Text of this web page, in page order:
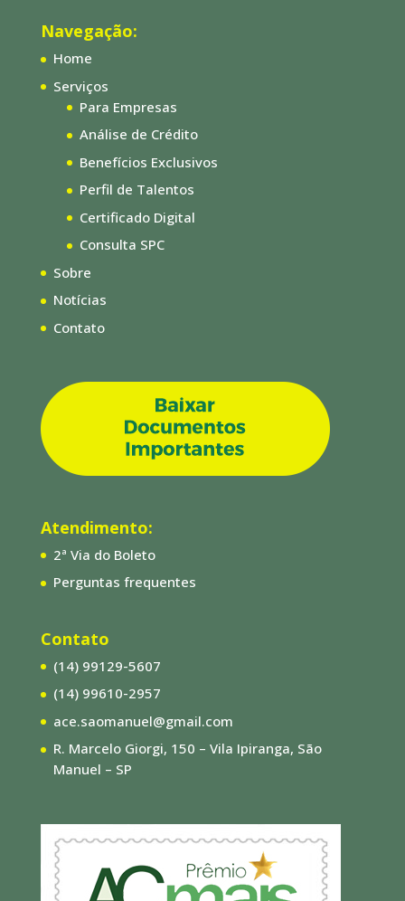
Navegação:
Home
Serviços
Para Empresas
Análise de Crédito
Benefícios Exclusivos
Perfil de Talentos
Certificado Digital
Consulta SPC
Sobre
Notícias
Contato
Atendimento:
2ª Via do Boleto
Perguntas frequentes
Contato
(14) 99129-5607
(14) 99610-2957
ace.saomanuel@gmail.com
R. Marcelo Giorgi, 150 – Vila Ipiranga, São
Manuel – SP